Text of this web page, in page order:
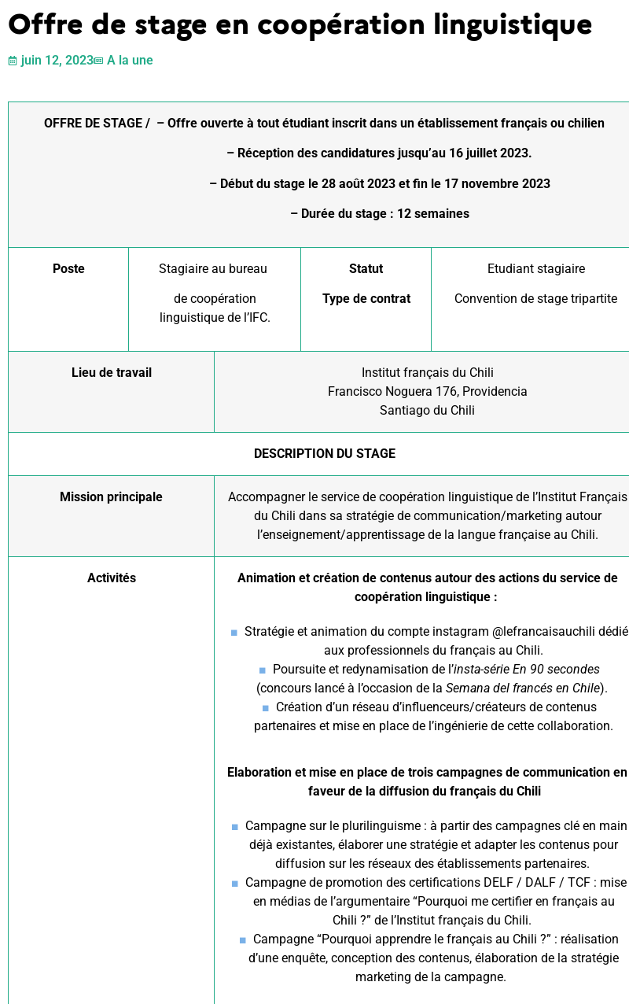
Offre de stage en coopération linguistique
juin 12, 2023 A la une
OFFRE DE STAGE / – Offre ouverte à tout étudiant inscrit dans un établissement français ou chilien
– Réception des candidatures jusqu’au 16 juillet 2023.
– Début du stage le 28 août 2023 et fin le 17 novembre 2023
– Durée du stage : 12 semaines
Poste Stagiaire au bureau
de coopération
linguistique de l’IFC.
Statut
Type de contrat
Etudiant stagiaire
Convention de stage tripartite
Lieu de travail
Institut français du Chili
Francisco Noguera 176, Providencia
Santiago du Chili
DESCRIPTION DU STAGE
Mission principale
Accompagner le service de coopération linguistique de l’Institut Français
du Chili dans sa stratégie de communication/marketing autour
l’enseignement/apprentissage de la langue française au Chili.
Activités
Animation et création de contenus autour des actions du service de
coopération linguistique :
Stratégie et animation du compte instagram @lefrancaisauchili dédié
aux professionnels du français au Chili.
Poursuite et redynamisation de l’insta-série En 90 secondes
(concours lancé à l’occasion de laSemana del francés en Chile).
Création d’un réseau d’influenceurs/créateurs de contenus
partenaires et mise en place de l’ingénierie de cette collaboration.
Elaboration et mise en place de trois campagnes de communication en
faveur de la diffusion du français du Chili
Campagne sur le plurilinguisme : à partir des campagnes clé en main
déjà existantes, élaborer une stratégie et adapter les contenus pour
diffusion sur les réseaux des établissements partenaires.
Campagne de promotion des certifications DELF / DALF / TCF : mise
en médias de l’argumentaire “Pourquoi me certifier en français au
Chili ?” de l’Institut français du Chili.
Campagne “Pourquoi apprendre le français au Chili ?” : réalisation
d’une enquête, conception des contenus, élaboration de la stratégie
marketing de la campagne.